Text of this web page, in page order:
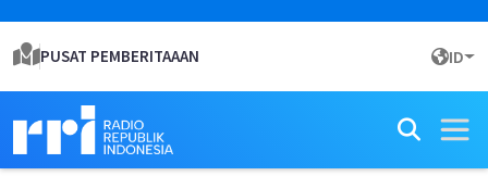
PUSAT PEMBERITAAAN ID